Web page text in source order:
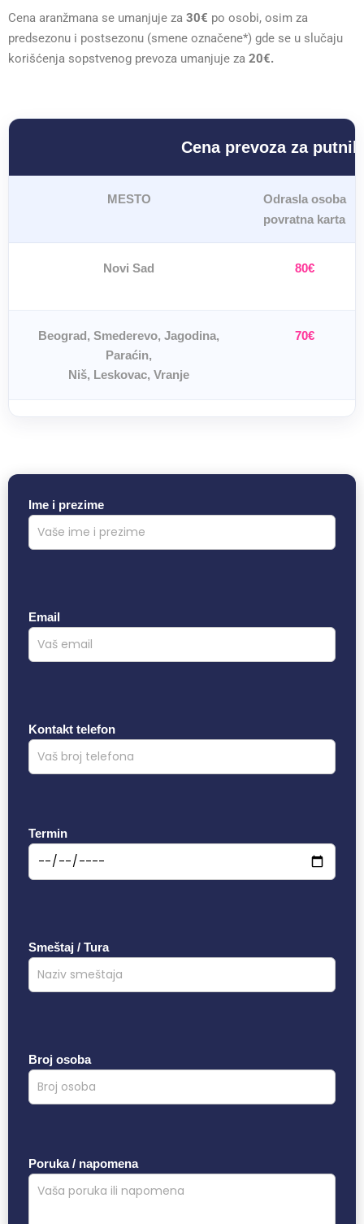
Cena aranžmana se umanjuje za 30€ po osobi, osim za
predsezonu i postsezonu (smene označene*) gde se u slučaju
korišćenja sopstvenog prevoza umanjuje za 20€.
Cena prevoza za
MESTO
Odrasla osoba
povratna karta
Novi Sad 80€
Beograd, Smederevo, Jagodina,
Paraćin,
Niš, Leskovac, Vranje
70€
Ime i prezime
Email
Kontakt telefon
Termin
Smeštaj / Tura
Broj osoba
Poruka / napomena